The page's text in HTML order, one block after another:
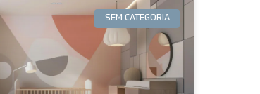
SEM CATEGORIA